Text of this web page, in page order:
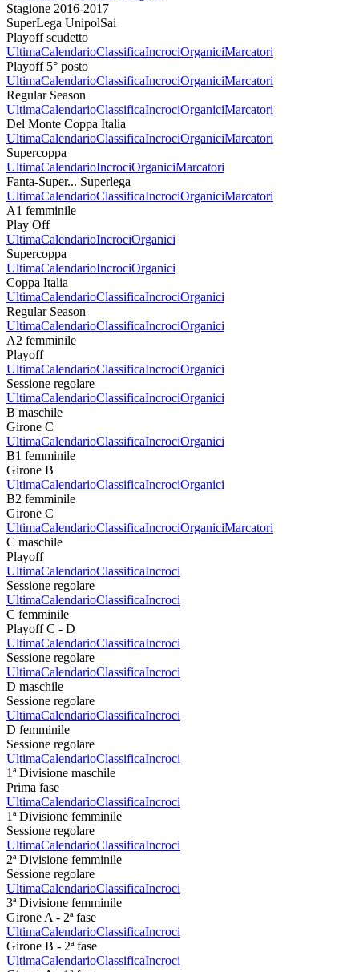
Stagione 2016-2017
SuperLega UnipolSai
Playoff scudetto
UltimaCalendarioClassificaIncrociOrganiciMarcatori
Playoff 5° posto
UltimaCalendarioClassificaIncrociOrganiciMarcatori
Regular Season
UltimaCalendarioClassificaIncrociOrganiciMarcatori
Del Monte Coppa Italia
UltimaCalendarioClassificaIncrociOrganiciMarcatori
Supercoppa
UltimaCalendarioIncrociOrganiciMarcatori
Fanta-Super... Superlega
UltimaCalendarioClassificaIncrociOrganiciMarcatori
A1 femminile
Play Off
UltimaCalendarioIncrociOrganici
Supercoppa
UltimaCalendarioIncrociOrganici
Coppa Italia
UltimaCalendarioClassificaIncrociOrganici
Regular Season
UltimaCalendarioClassificaIncrociOrganici
A2 femminile
Playoff
UltimaCalendarioClassificaIncrociOrganici
Sessione regolare
UltimaCalendarioClassificaIncrociOrganici
B maschile
Girone C
UltimaCalendarioClassificaIncrociOrganici
B1 femminile
Girone B
UltimaCalendarioClassificaIncrociOrganici
B2 femminile
Girone C
UltimaCalendarioClassificaIncrociOrganiciMarcatori
C maschile
Playoff
UltimaCalendarioClassificaIncroci
Sessione regolare
UltimaCalendarioClassificaIncroci
C femminile
Playoff C - D
UltimaCalendarioClassificaIncroci
Sessione regolare
UltimaCalendarioClassificaIncroci
D maschile
Sessione regolare
UltimaCalendarioClassificaIncroci
D femminile
Sessione regolare
UltimaCalendarioClassificaIncroci
1ª Divisione maschile
Prima fase
UltimaCalendarioClassificaIncroci
1ª Divisione femminile
Sessione regolare
UltimaCalendarioClassificaIncroci
2ª Divisione femminile
Sessione regolare
UltimaCalendarioClassificaIncroci
3ª Divisione femminile
Girone A - 2ª fase
UltimaCalendarioClassificaIncroci
Girone B - 2ª fase
UltimaCalendarioClassificaIncroci